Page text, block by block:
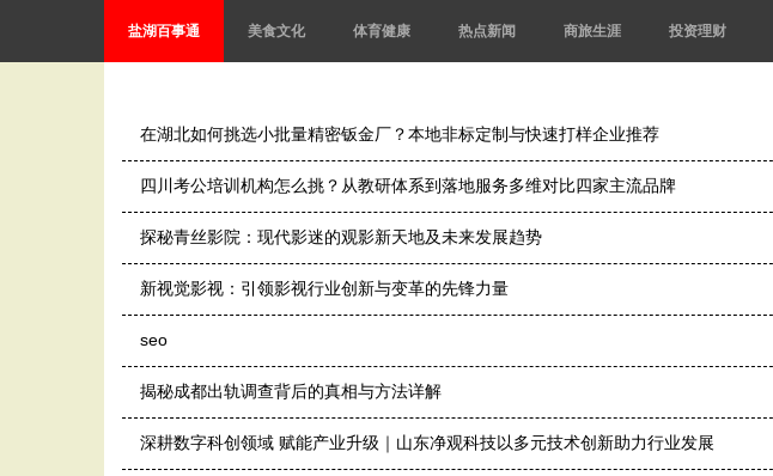
盐湖百事通 美食文化 体育健康 热点新闻 商旅生涯 投资理财
在湖北如何挑选小批量精密钣金厂？本地非标定制与快速打样企业推荐
四川考公培训机构怎么挑？从教研体系到落地服务多维对比四家主流品牌
探秘青丝影院：现代影迷的观影新天地及未来发展趋势
新视觉影视：引领影视行业创新与变革的先锋力量
seo
揭秘成都出轨调查背后的真相与方法详解
深耕数字科创领域 赋能产业升级｜山东净观科技以多元技术创新助力行业发展